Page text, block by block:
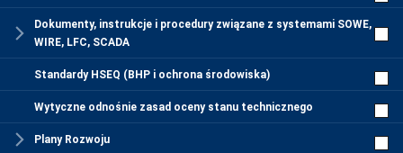
Dokumenty, instrukcje i procedury związane z systemami SOWE,
WIRE, LFC, SCADA
Standardy HSEQ (BHP i ochrona środowiska)
Wytyczne odnośnie zasad oceny stanu technicznego
Plany Rozwoju